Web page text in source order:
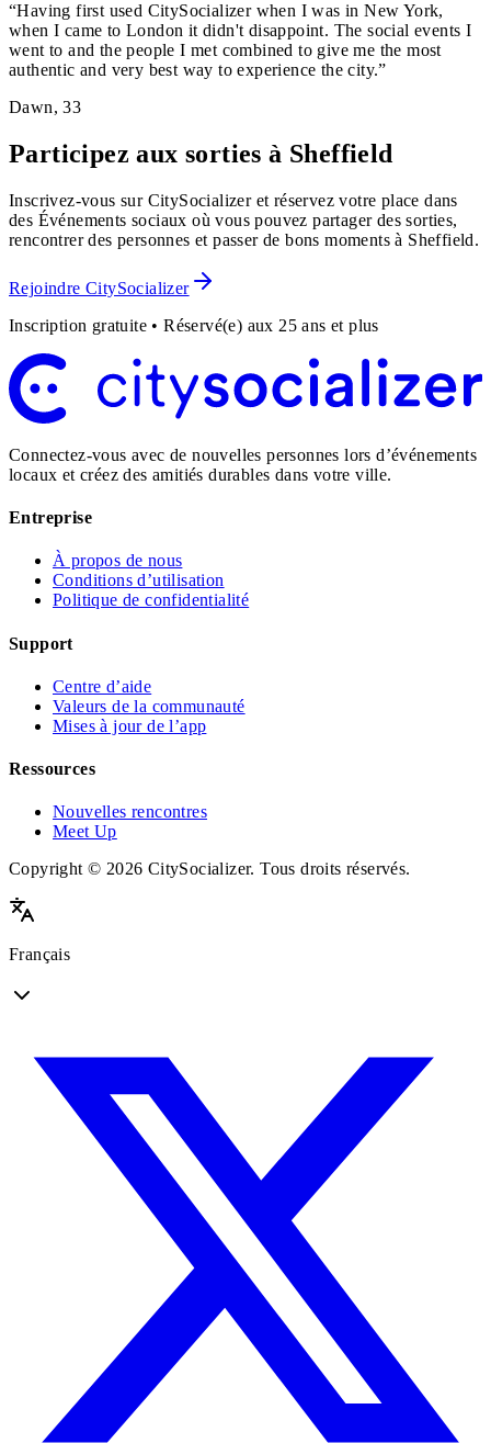
“Having first used CitySocializer when I was in New York,
when I came to London it didn't disappoint. The social events I
went to and the people I met combined to give me the most
authentic and very best way to experience the city.”
Dawn,33
Participez aux sorties à Sheffield
Inscrivez-vous sur CitySocializer et réservez votre place dans
des Événements sociaux où vous pouvez partager des sorties,
rencontrer des personnes et passer de bons moments à Sheffield.
Rejoindre CitySocializer
Inscription gratuite • Réservé(e) aux 25 ans et plus
Connectez-vous avec de nouvelles personnes lors d’événements
locaux et créez des amitiés durables dans votre ville.
Entreprise
À propos de nous
Conditions d’utilisation
Politique de confidentialité
Support
Centre d’aide
Valeurs de la communauté
Mises à jour de l’app
Ressources
Nouvelles rencontres
Meet Up
Copyright © 2026 CitySocializer. Tous droits réservés.
Français